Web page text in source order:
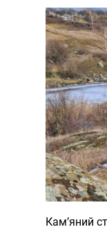
Кам’яний